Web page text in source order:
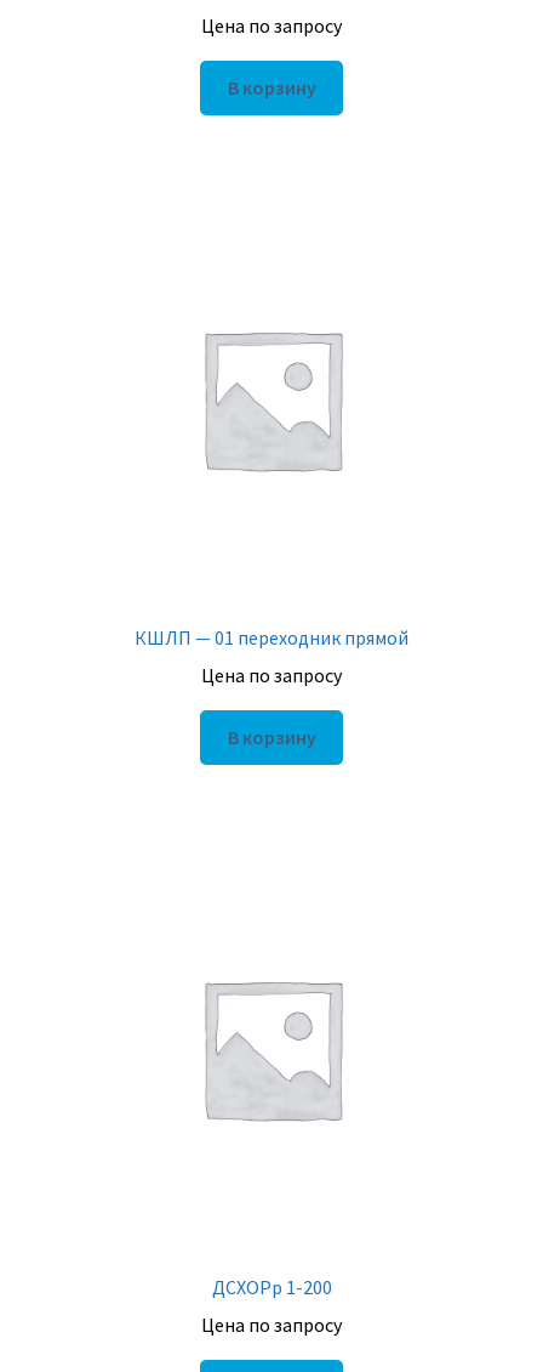
Цена по запросу
В корзину
КШЛП — 01 переходник прямой
Цена по запросу
В корзину
ДСХОРр 1-200
Цена по запросу